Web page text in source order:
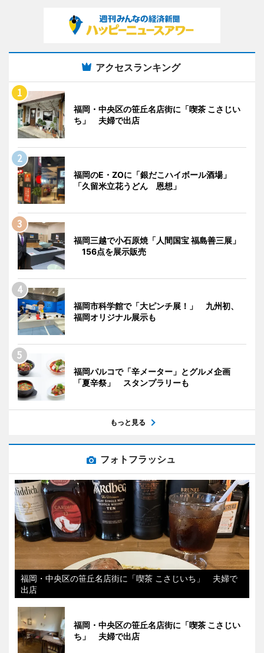
アクセスランキング
福岡・中央区の笹丘名店街に「喫茶 こさじい
ち」 夫婦で出店
福岡のE・ZOに「銀だこハイボール酒場」
「久留米立花うどん 恩想」
福岡三越で小石原焼「人間国宝 福島善三展」
156点を展示販売
福岡市科学館で「大ピンチ展！」 九州初、
福岡オリジナル展示も
福岡パルコで「辛メーター」とグルメ企画
「夏辛祭」 スタンプラリーも
もっと見る
フォトフラッシュ
福岡・中央区の笹丘名店街に「喫茶 こさじいち」 夫婦で
出店
福岡・中央区の笹丘名店街に「喫茶 こさじい
ち」 夫婦で出店